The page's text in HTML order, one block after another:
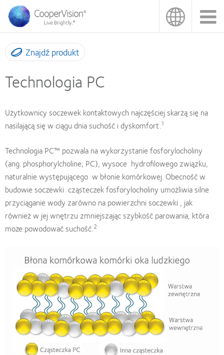
Przejdź
treści
Znajdź produkt
Technologia PC
Użytkownicy soczewek kontaktowych najczęściej skarżą się na
nasilającą się w ciągu dnia suchość i dyskomfort.1
Technologia PC™ pozwala na wykorzystanie fosforylocholiny
(ang. phosphorylcholine; PC), wysoce hydrofilowego związku,
naturalnie występującego w błonie komórkowej. Obecność w
budowie soczewki cząsteczek fosforylocholiny umożliwia silne
przyciąganie wody zarówno na powierzchni soczewki , jak
również w jej wnętrzu zmniejszając szybkość parowania, która
może powodować suchość.2